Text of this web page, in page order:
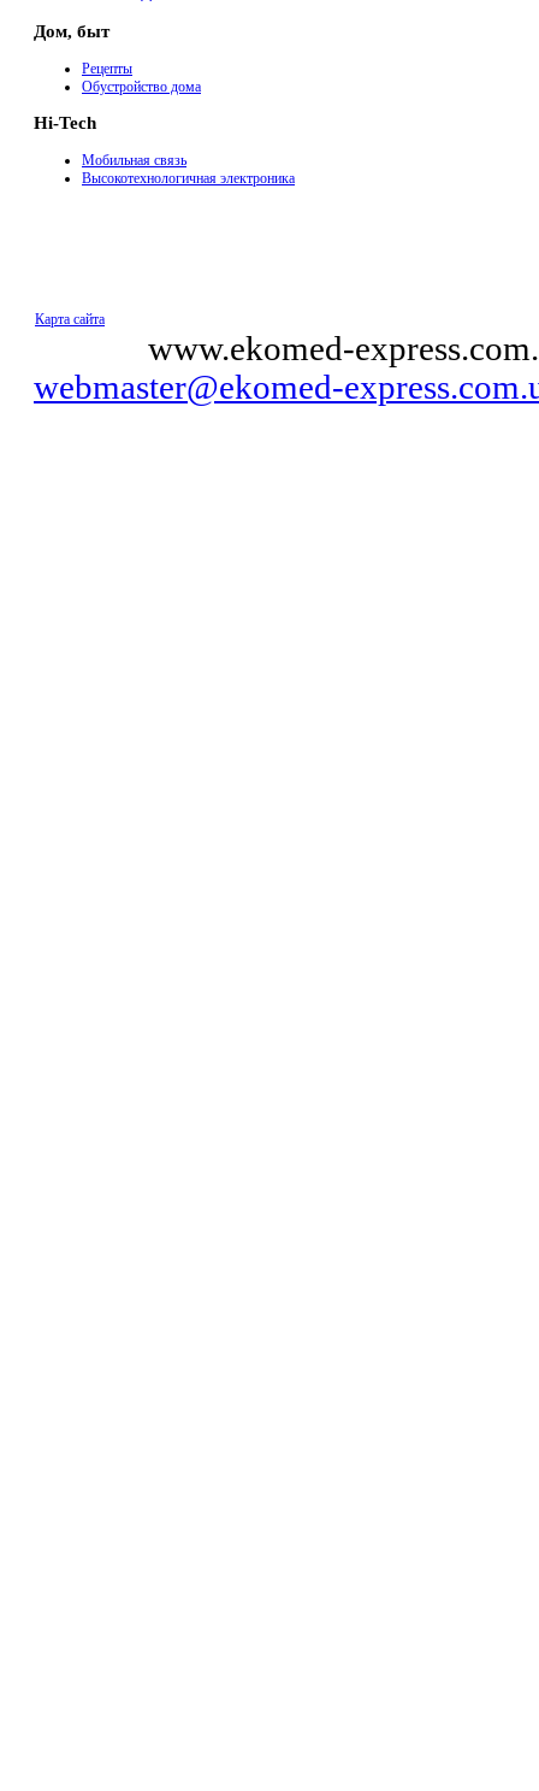
Дом, быт
Рецепты
Обустройство дома
Hi-Tech
Мобильная связь
Высокотехнологичная электроника
Карта сайта
www.ekomed-
webmaster@ekomed-